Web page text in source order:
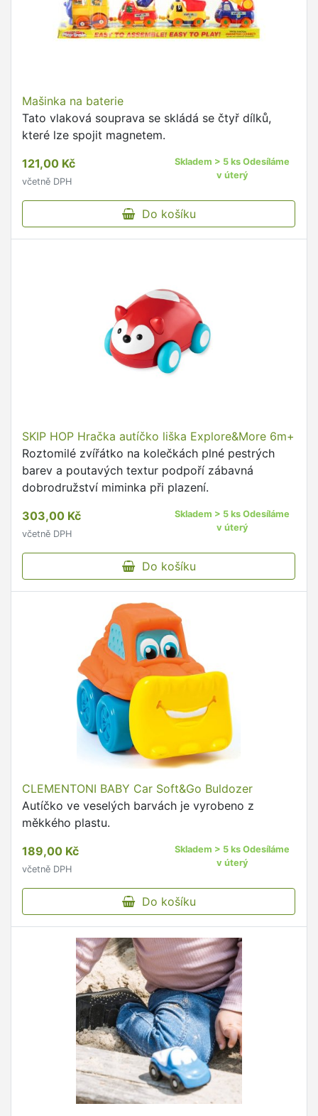
Mašinka na baterie
Tato vlaková souprava se skládá se čtyř dílků,
které lze spojit magnetem.
121,00 Kč
včetně DPH
Skladem > 5 ks Odesíláme
v úterý
Do košíku
SKIP HOP Hračka autíčko liška Explore&More 6m+
Roztomilé zvířátko na kolečkách plné pestrých
barev a poutavých textur podpoří zábavná
dobrodružství miminka při plazení.
303,00 Kč
včetně DPH
Skladem > 5 ks Odesíláme
v úterý
Do košíku
CLEMENTONI BABY Car Soft&Go Buldozer
Autíčko ve veselých barvách je vyrobeno z
měkkého plastu.
189,00 Kč
včetně DPH
Skladem > 5 ks Odesíláme
v úterý
Do košíku